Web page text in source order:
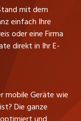
mit dem
einfach Ihre
oder eine Firma
direkt in Ihr E-
mobile Geräte wie
Die ganze